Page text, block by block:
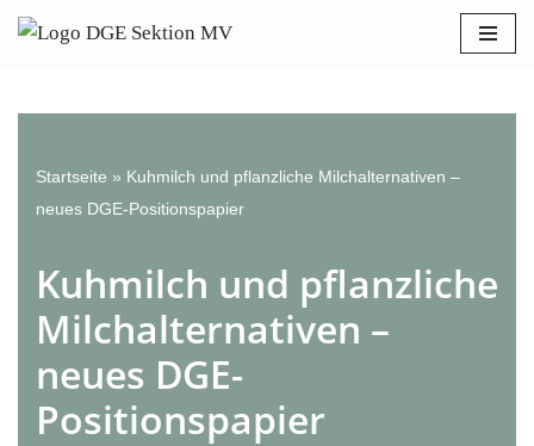
Bitte
beachten
Diese
enthältStartseite » Kuhmilch und pflanzliche Milchalternativen –
neues DGE-Positionspapier
Kuhmilch und pflanzliche
Milchalternativen –
neues DGE-
Positionspapier